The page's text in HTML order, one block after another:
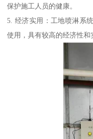
保护施工人员的健康。
5. 经济实用：工地喷淋系
使用，具有较高的经济性和